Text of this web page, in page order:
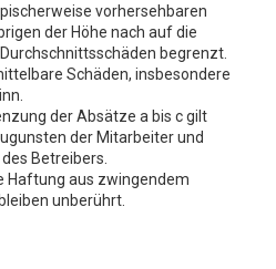
vorhersehbaren
der Höhe nach auf die
begrenzt.
Schäden, insbesondere
der Absätze a bis c gilt
der Mitarbeiter und
Betreibers.
Haftung aus zwingendem
unberührt.